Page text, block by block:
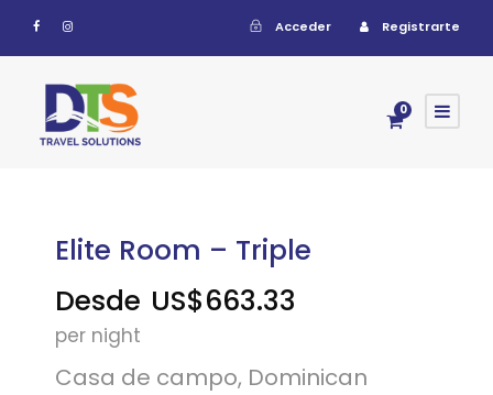
Acceder Registrarte
0
Elite Room – Triple
Desde US$663.33
per night
Casa de campo, Dominican